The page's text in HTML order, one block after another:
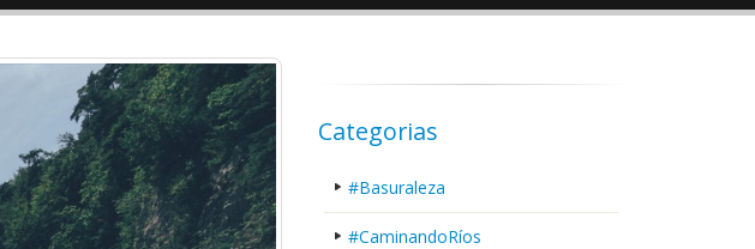
Categorias
#Basuraleza
#CaminandoRíos